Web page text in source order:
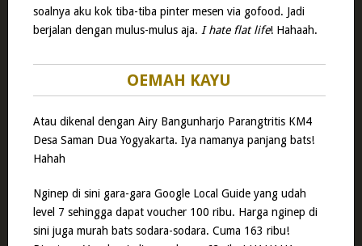
soalnya aku kok tiba-tiba pinter mesen via gofood. Jadi
berjalan dengan mulus-mulus aja. I hate flat life! Hahaah.
OEMAH KAYU
Atau dikenal dengan Airy Bangunharjo Parangtritis KM4
Desa Saman Dua Yogyakarta. Iya namanya panjang bats!
Hahah
Nginep di sini gara-gara Google Local Guide yang udah
level 7 sehingga dapat voucher 100 ribu. Harga nginep di
sini juga murah bats sodara-sodara. Cuma 163 ribu!